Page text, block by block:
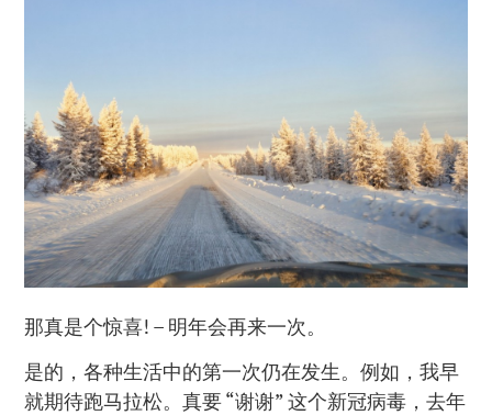
那真是个惊喜! – 明年会再来一次。
是的，各种生活中的第一次仍在发生。例如，我早
就期待跑马拉松。真要 “谢谢” 这个新冠病毒，去年